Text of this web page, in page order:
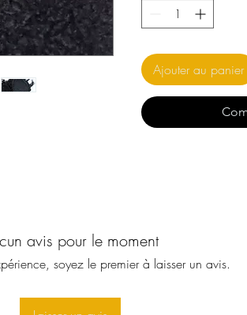
Ajouter au panier
avis pour le moment
soyez le premier à laisser un avis.